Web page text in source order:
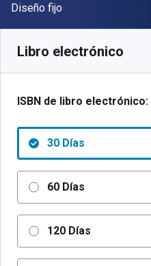
Formato
Diseño fijo
Libro electrónico
ISBN de libro electrónico:
30 Días
60 Días
120 Días